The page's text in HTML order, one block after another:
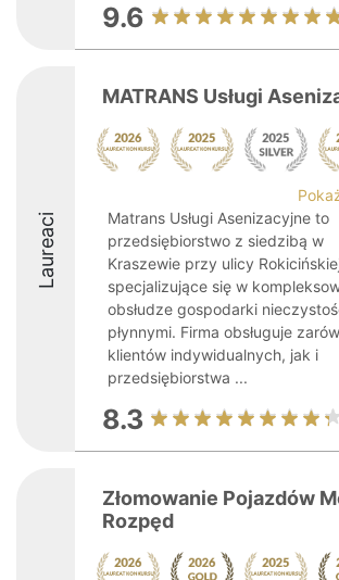
9.6
Laureaci
MATRANS Usługi
Matrans Usługi Asenizacyjne to
przedsiębiorstwo z siedzibą w
Kraszewie przy ulicy
specjalizujące się w
obsłudze gospodarki
płynnymi. Firma obsługuje
klientów indywidualnych, jak i
przedsiębiorstwa ...
8.3
Złomowanie Pojazdów
Rozpęd